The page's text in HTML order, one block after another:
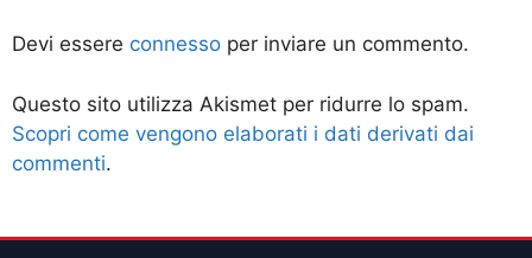
Devi essere connesso per inviare un commento.
Questo sito utilizza Akismet per ridurre lo spam.
Scopri come vengono elaborati i dati derivati dai
commenti.